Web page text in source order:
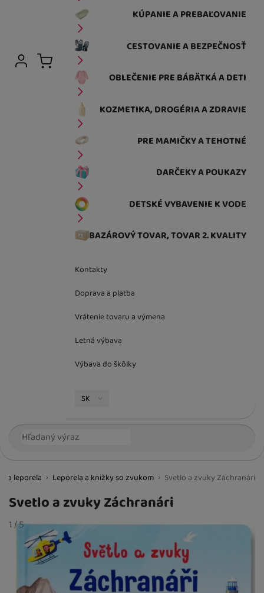
KÚPANIE A PREBAĽOVANIE
CESTOVANIE A BEZPEČNOSŤ
OBLEČENIE PRE BÁBÄTKÁ A DETI
KOZMETIKA, DROGÉRIA A ZDRAVIE
PRE MAMIČKY A TEHOTNÉ
DARČEKY A POUKAZY
DETSKÉ VYBAVENIE K VODE
BAZÁROVÝ TOVAR, TOVAR 2. KVALITY
Kontakty
Doprava a platba
Vrátenie tovaru a výmena
Letná výbava
Výbava do škôlky
Jazyková verzia
SK
Vyhľadávanie
Užívateľská sekcia
Prihlásiť sa
Košík
a leporela Leporela a knižky so zvukom Svetlo a zvuky Záchranári
Svetlo a zvuky Záchranári
Fotografie
slide
1 /z
5